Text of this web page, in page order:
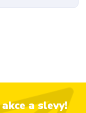
a slevy!